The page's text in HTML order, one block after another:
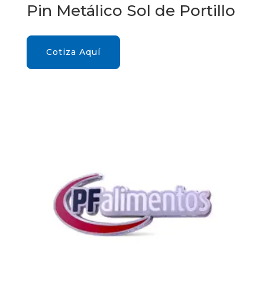
Pin Metálico Sol de Portillo
Cotiza Aquí